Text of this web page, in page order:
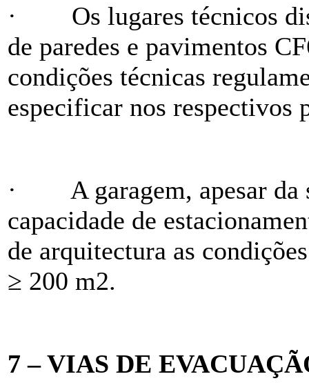
· Os lugares técnicos
de paredes e pavimentos
condições técnicas
especificar nos respectivos
· A garagem, apesar da
capacidade de
de arquitectura as
≥ 200 m2.
7 – VIAS DE